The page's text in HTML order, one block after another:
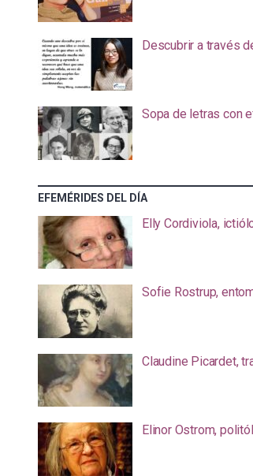
Descubrir a través
Sopa de letras con
EFEMÉRIDES DEL DÍA
Elly Cordiviola,
Sofie Rostrup,
Claudine Picardet,
Elinor Ostrom,